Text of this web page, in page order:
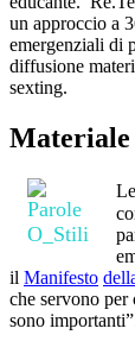
un approccio a
emergenziali di
diffusione
sexting.
il Manifesto
che servono per
sono